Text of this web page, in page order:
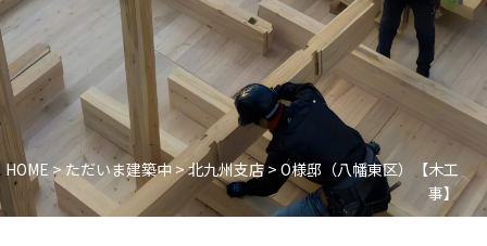
HOME >ただいま建築中 >北九州支店>O様邸（八幡東区）【木工
事】